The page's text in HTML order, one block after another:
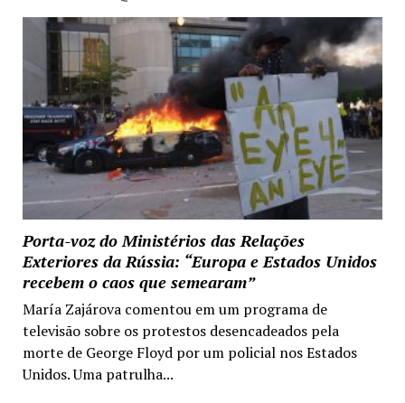
Porta-voz do Ministérios das Relações
Exteriores da Rússia: “Europa e Estados Unidos
recebem o caos que semearam”
María Zajárova comentou em um programa de
televisão sobre os protestos desencadeados pela
morte de George Floyd por um policial nos Estados
Unidos. Uma patrulha...